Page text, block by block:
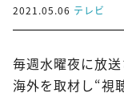
2021.05.06 テレビ
毎週水曜夜に放
海外を取材し“視